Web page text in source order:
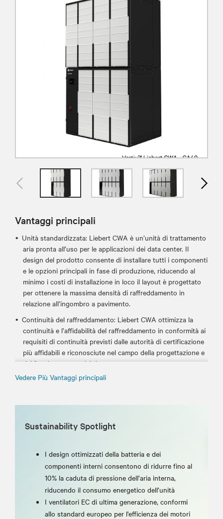
Vantaggi principali
Unità standardizzata: Liebert CWA è un’unità di trattamento
aria pronta all’uso per le applicazioni dei data center. Il
design del prodotto consente di installare tutti i componenti
e le opzioni principali in fase di produzione, riducendo al
minimo i costi di installazione in loco il layout è progettato
per ottenere la massima densità di raffreddamento in
relazione all’ingombro a pavimento.
Continuità del raffreddamento: Liebert CWA ottimizza la
continuità e l’affidabilità del raffreddamento in conformità ai
requisiti di continuità previsti dalle autorità di certificazione
più affidabili e riconosciute nel campo della progettazione e
del funzionamento dei data center.
Efficienza energetica: Liebert CWA è progettato per stabilire
di mercato e ottimizza l’impatto aerodinamico di tutti i
componenti interni.
Vertiv™ Liebert® iCOM™Smart Control: l’unità di controllo
Liebert® iCOM™ permette di gestire e ottimizzare l’intero
sistema con algoritmi specifici sviluppati appositamente per
le applicazioni su pavimenti non rialzati, per un controllo
preciso e costante della portata d’aria e della temperatura in
tutte le condizioni operative.
Vedere Più Vantaggi principali
Sustainability Spotlight
I design ottimizzati della batteria e dei
componenti interni consentono di ridurre fino al
10% la caduta di pressione dell’aria interna,
riducendo il consumo energetico dell’unità
I ventilatori EC di ultima generazione, conformi
allo standard europeo per l'efficienza dei motori